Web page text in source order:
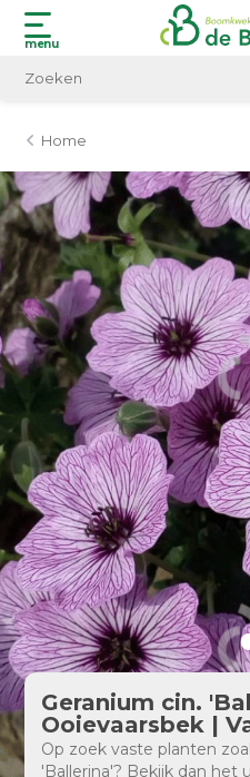
menu
Home
Geranium cin.
Ooievaarsbek |
Op zoek vaste planten
'Ballerina'? Bekijk dan het